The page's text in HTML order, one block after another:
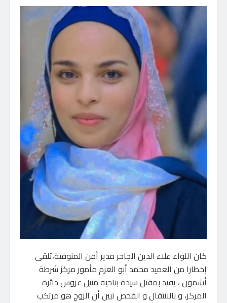
كان اللواء علاء الدين الجاحر مدير أمن المنوفية،تلقى
إخطارا من العميد محمد أبو العزم مأمور مركز شرطة
أشمون ، يفيد بمقتل سيدة بناحية منيل عروس دائرة
المركز، و بالانتقال و الفحص تبين أن الزوج هو مرتكب